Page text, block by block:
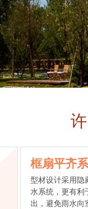
框扇平齐
型材设计采用隐
水系统，更有利
出，避免雨水向